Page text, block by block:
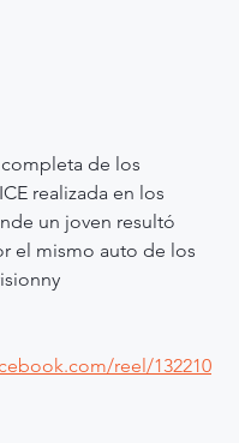
de los
realizada en los
un joven resultó
el mismo auto de los
reel/132210